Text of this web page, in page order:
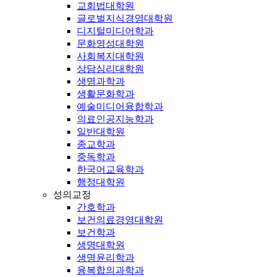
교회법대학원
글로벌지식경영대학원
디지털미디어학과
문화영성대학원
사회복지대학원
상담심리대학원
생명과학과
생활문화학과
예술미디어융합학과
의료인공지능학과
일반대학원
종교학과
중독학과
한국어교육학과
행정대학원
성의교정
간호학과
보건의료경영대학원
보건학과
생명대학원
생명윤리학과
융복합의과학과